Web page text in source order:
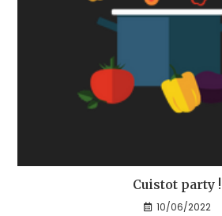
Cuistot party !
10/06/2022